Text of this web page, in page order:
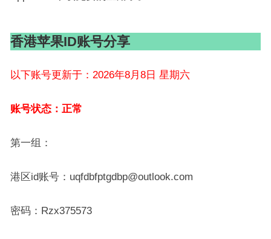
香港苹果ID账号分享
以下账号更新于：2026年8月8日 星期六
账号状态：正常
第一组：
港区id账号：uqfdbfptgdbp@outlook.com
密码：Rzx375573